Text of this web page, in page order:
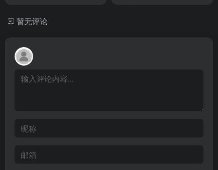
暂无评论